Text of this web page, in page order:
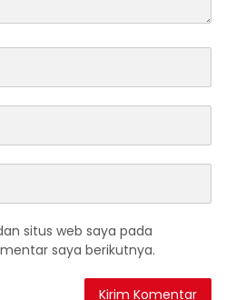
situs web saya pada
saya berikutnya.